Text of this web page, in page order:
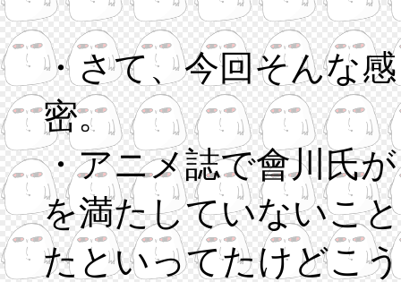
・さて、今回そんな
密。
・アニメ誌で會川氏
を満たしていないこ
たといってたけどこ